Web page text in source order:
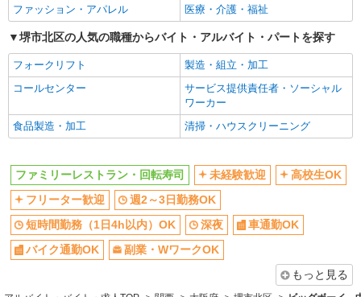
副業・WワークOK
交通費支給
社会保険あり
まかない・食事補助
社員登用あり
同じ職種から求人を探す
飲食・フード
同じ特徴から求人を探す
未経験歓迎
高校生OK
週2～3日勤務OK
短時間勤務（1日4h以内）OK
深夜
車通勤OK
副業・WワークOK
交通費支給
社会保険あり
まかない・食事補助
ファッション・アパレル
医療・介護・福祉
堺市北区の人気の職種からバイト・アルバイト・パートを探す
フォークリフト
製造・組立・加工
コールセンター
サービス提供責任者・ソーシャル
ワーカー
食品製造・加工
清掃・ハウスクリーニング
ファミリーレストラン・回転寿司 未経験歓迎
高校生OK
フリーター歓迎
週2～3日勤務OK
短時間勤務（1日4h以内）OK
深夜
車通勤OK
バイク通勤OK
副業・WワークOK
もっと見る